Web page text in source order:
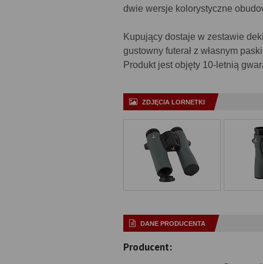
dwie wersje kolorystyczne
Kupujący dostaje w zestawie
gustowny futerał z własnym
Produkt jest objęty 10-letnią
ZDJĘCIA LORNETKI
DANE PRODUCENTA
Producent: